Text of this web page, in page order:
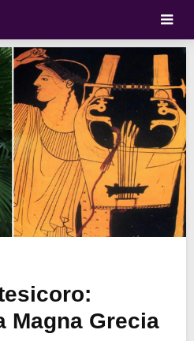
Magna Grecia